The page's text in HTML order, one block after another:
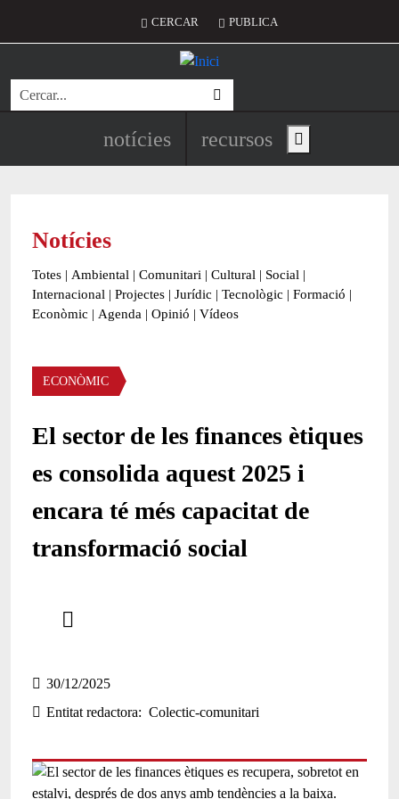
Menú del compte d'usuari
CERCAR PUBLICA
Cerca
Navegació principal de
notícies recursos Show main menu
Notícies
Totes | Ambiental | Comunitari | Cultural | Social |
Internacional | Projectes | Jurídic | Tecnològic | Formació |
Econòmic | Agenda | Opinió | Vídeos
Àmbit de la notícia
ECONÒMIC
El sector de les finances ètiques
es consolida aquest 2025 i
encara té més capacitat de
transformació social
30/12/2025
Entitat redactora
Colectic-comunitari